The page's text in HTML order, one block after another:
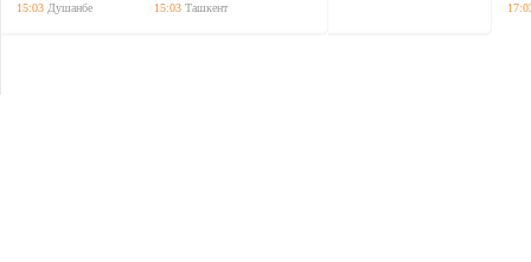
15:03 Душанбе
15:03 Ташкент